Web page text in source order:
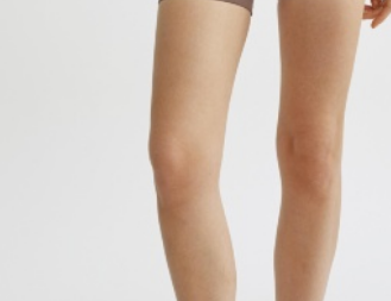
ПОДАРОЧНЫЕ СЕРТИФИКАТЫ
СКАНДИНАВСКОЕ ДЕТСТВО
ШКОЛА СКОРО
только онлайн